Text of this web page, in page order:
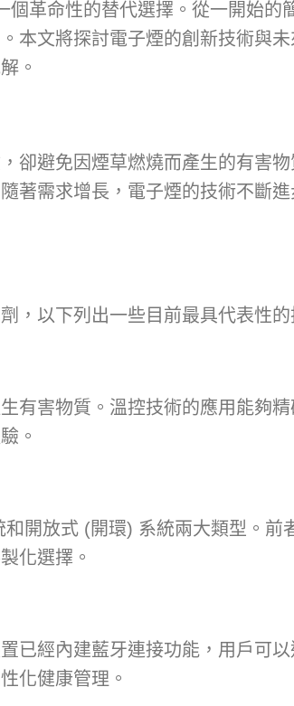
個革命性的替代選擇。從一開始的
本文將探討電子煙的創新技術與
。
卻避免因煙草燃燒而產生的有害
著需求增長，電子煙的技術不斷
，以下列出一些目前最具代表性的
有害物質。溫控技術的應用能夠
。
開放式 (開環) 系統兩大類型。前
化選擇。
已經內建藍牙連接功能，用戶可
化健康管理。